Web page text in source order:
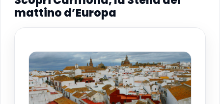
mattino d’Europa